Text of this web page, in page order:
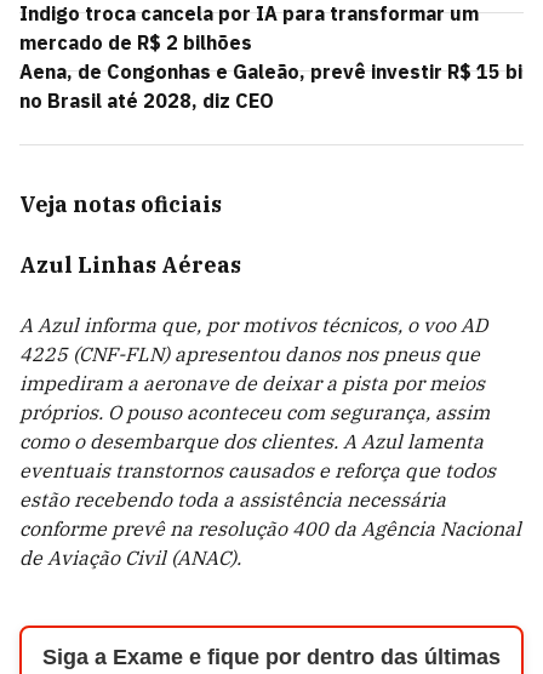
Indigo troca cancela por IA para transformar um
mercado de R$ 2 bilhões
Aena, de Congonhas e Galeão, prevê investir R$ 15 bi
no Brasil até 2028, diz CEO
Veja notas oficiais
Azul Linhas Aéreas
A Azul informa que, por motivos técnicos, o voo AD
4225 (CNF-FLN) apresentou danos nos pneus que
impediram a aeronave de deixar a pista por meios
próprios. O pouso aconteceu com segurança, assim
como o desembarque dos clientes. A Azul lamenta
eventuais transtornos causados e reforça que todos
estão recebendo toda a assistência necessária
conforme prevê na resolução 400 da Agência Nacional
de Aviação Civil (ANAC).
Siga a Exame e fique por dentro das últimas